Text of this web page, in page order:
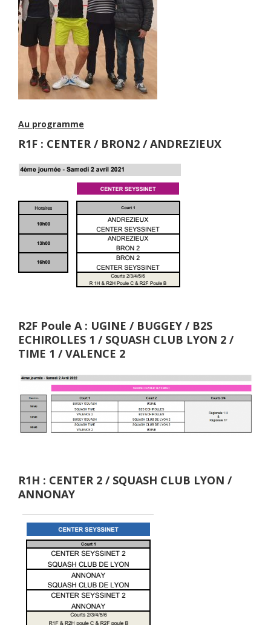
Au programme
R1F : CENTER / BRON2 / ANDREZIEUX
R2F Poule A : UGINE / BUGGEY / B2S
ECHIROLLES 1 / SQUASH CLUB LYON 2 /
TIME 1 / VALENCE 2
R1H : CENTER 2 / SQUASH CLUB LYON /
ANNONAY